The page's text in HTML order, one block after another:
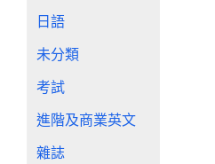
日語
未分類
考試
進階及商業英文
雜誌